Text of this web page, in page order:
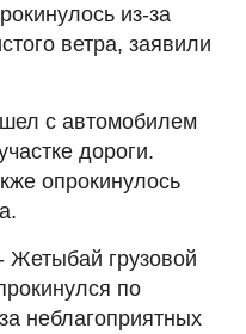
из-за
ветра, заявили
с автомобилем
дороги.
опрокинулось
Жетыбай грузовой
по
неблагоприятных